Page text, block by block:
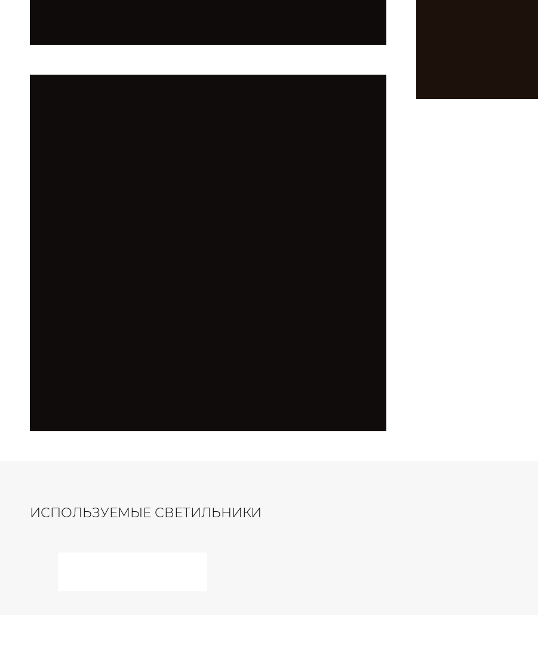
ИСПОЛЬЗУЕМЫЕ СВЕТИЛЬНИКИ